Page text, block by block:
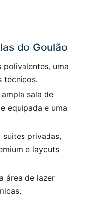
do Goulão
polivalentes, uma
técnicos.
sala de
equipada e uma
privadas,
e layouts
área de lazer